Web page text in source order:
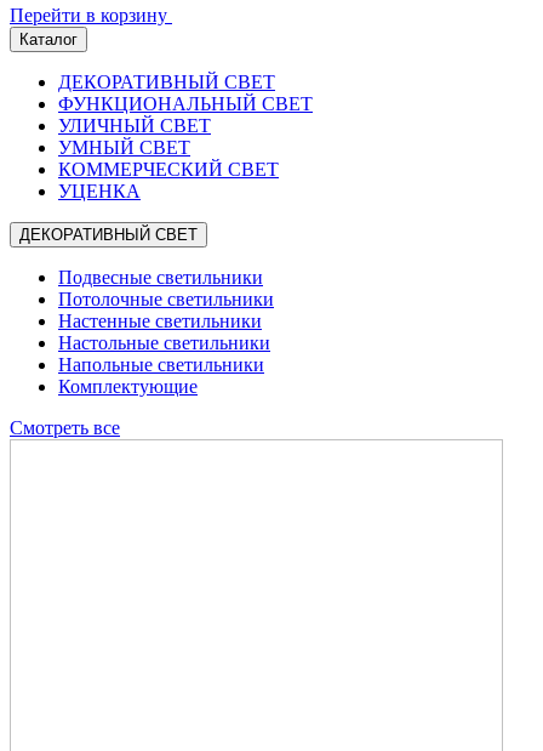
Перейти в корзину
Каталог
ДЕКОРАТИВНЫЙ СВЕТ
ФУНКЦИОНАЛЬНЫЙ СВЕТ
УЛИЧНЫЙ СВЕТ
УМНЫЙ СВЕТ
КОММЕРЧЕСКИЙ СВЕТ
УЦЕНКА
ДЕКОРАТИВНЫЙ СВЕТ
Подвесные светильники
Потолочные светильники
Настенные светильники
Настольные светильники
Напольные светильники
Комплектующие
Смотреть все